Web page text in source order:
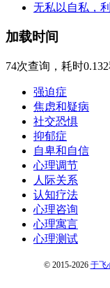
无私以自私，
加载时间
74次查询，耗时
强迫症
焦虑和疑病
社交恐惧
抑郁症
自卑和自信
心理调节
人际关系
认知疗法
心理咨询
心理寓言
心理测试
© 2015-2026 于飞